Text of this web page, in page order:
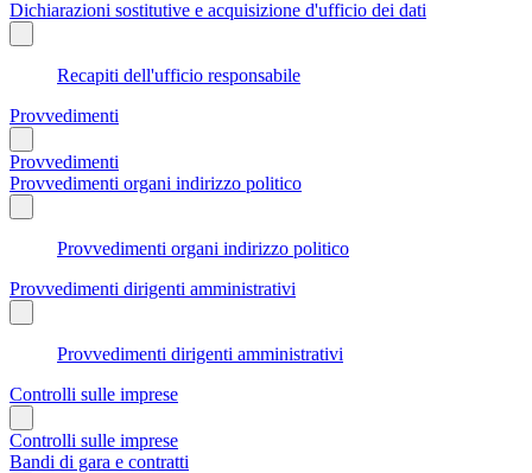
Dichiarazioni sostitutive e acquisizione d'ufficio dei dati
Recapiti dell'ufficio responsabile
Provvedimenti
Provvedimenti
Provvedimenti organi indirizzo politico
Provvedimenti organi indirizzo politico
Provvedimenti dirigenti amministrativi
Provvedimenti dirigenti amministrativi
Controlli sulle imprese
Controlli sulle imprese
Bandi di gara e contratti